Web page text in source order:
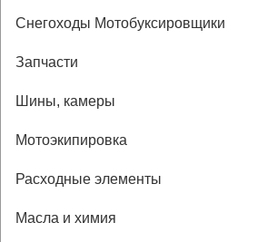
Снегоходы Мотобуксировщики
Запчасти
Шины, камеры
Мотоэкипировка
Расходные элементы
Масла и химия